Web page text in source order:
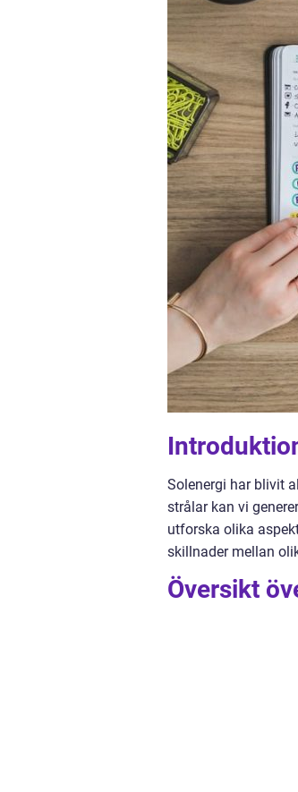
Solenergi har blivit
strålar kan vi
utforska olika
skillnader mellan
Översikt